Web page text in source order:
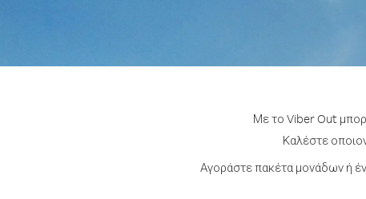
Με το Viber Out
Καλέστε
Αγοράστε πακέτα μονάδων ή